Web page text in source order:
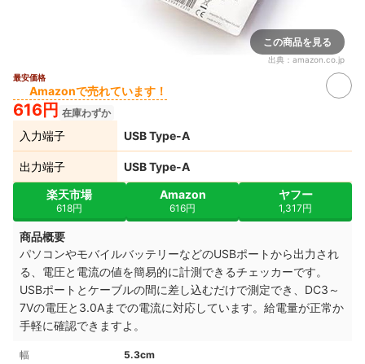
この商品を見る
出典： amazon.co.jp
最安価格
Amazonで売れています！
616円 在庫わずか
入力端子 USB Type-A
出力端子
USB Type-A
楽天市場
618円
Amazon
616円
ヤフー
1,317円
商品概要
パソコンやモバイルバッテリーなどのUSBポートから出力され
る、電圧と電流の値を簡易的に計測できるチェッカーです。
USBポートとケーブルの間に差し込むだけで測定でき、DC3～
7Vの電圧と3.0Aまでの電流に対応しています。給電量が正常か
手軽に確認できますよ。
幅 5.3cm